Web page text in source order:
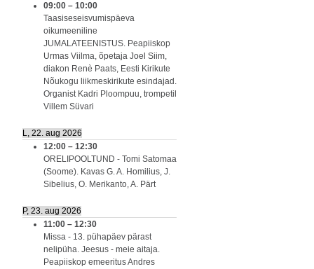
09:00 – 10:00
Taasiseseisvumispäeva
oikumeeniline
JUMALATEENISTUS. Peapiiskop
Urmas Viilma, õpetaja Joel Siim,
diakon Renè Paats, Eesti Kirikute
Nõukogu liikmeskirikute esindajad.
Organist Kadri Ploompuu, trompetil
Villem Süvari
L, 22. aug 2026
12:00 – 12:30
ORELIPOOLTUND - Tomi Satomaa
(Soome). Kavas G. A. Homilius, J.
Sibelius, O. Merikanto, A. Pärt
P, 23. aug 2026
11:00 – 12:30
Missa - 13. pühapäev pärast
nelipüha. Jeesus - meie aitaja.
Peapiiskop emeeritus Andres